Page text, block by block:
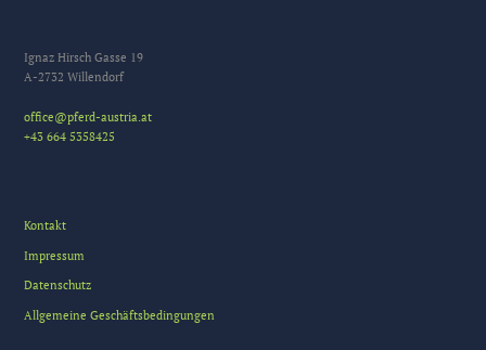
Ignaz Hirsch Gasse 19
A-2732 Willendorf
office@pferd-austria.at
+43 664 5358425
Kontakt
Impressum
Datenschutz
Allgemeine Geschäftsbedingungen